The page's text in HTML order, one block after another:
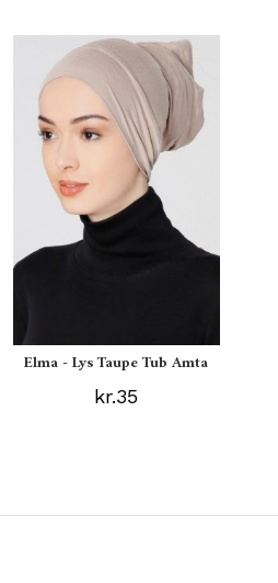
Elma - Lys Taupe Tub Amta
kr.35